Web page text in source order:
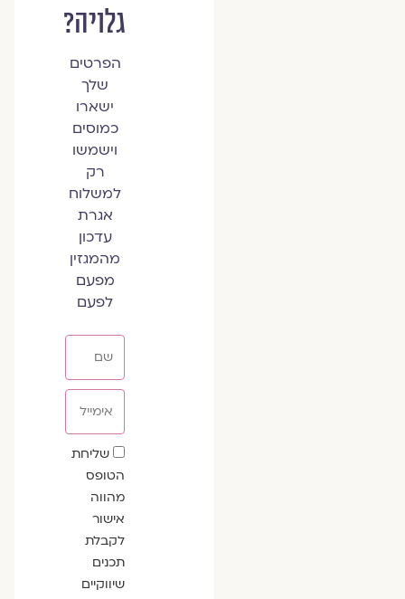
גלויה?
הפרטים
שלך
ישארו
כמוסים
וישמשו
רק
למשלוח
אגרת
עדכון
מהמגזין
מפעם
לפעם
שדה
הסכמה
שליחת
הטופס
מהווה
אישור
לקבלת
תכנים
שיווקיים